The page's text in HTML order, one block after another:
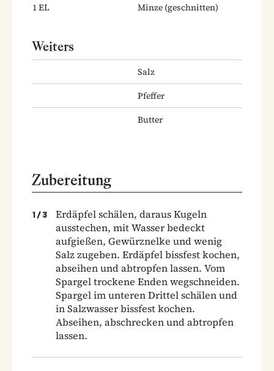
1EL Minze (geschnitten)
Weiters
Salz
Pfeffer
Butter
Zubereitung
1 / 3
Erdäpfel schälen, daraus Kugeln
ausstechen, mit Wasser bedeckt
aufgießen, Gewürznelke und wenig
Salz zugeben. Erdäpfel bissfest kochen,
abseihen und abtropfen lassen. Vom
Spargel trockene Enden wegschneiden.
Spargel im unteren Drittel schälen und
in Salzwasser bissfest kochen.
Abseihen, abschrecken und abtropfen
lassen.